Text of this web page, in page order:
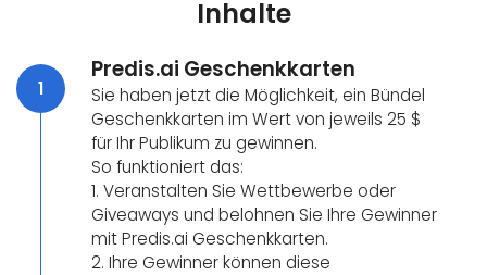
Inhalte
1
Predis.ai Geschenkkarten
Sie haben jetzt die Möglichkeit, ein Bündel
Geschenkkarten im Wert von jeweils 25 $
für Ihr Publikum zu gewinnen.
So funktioniert das:
1. Veranstalten Sie Wettbewerbe oder
Giveaways und belohnen Sie Ihre Gewinner
mit Predis.ai Geschenkkarten.
2. Ihre Gewinner können diese